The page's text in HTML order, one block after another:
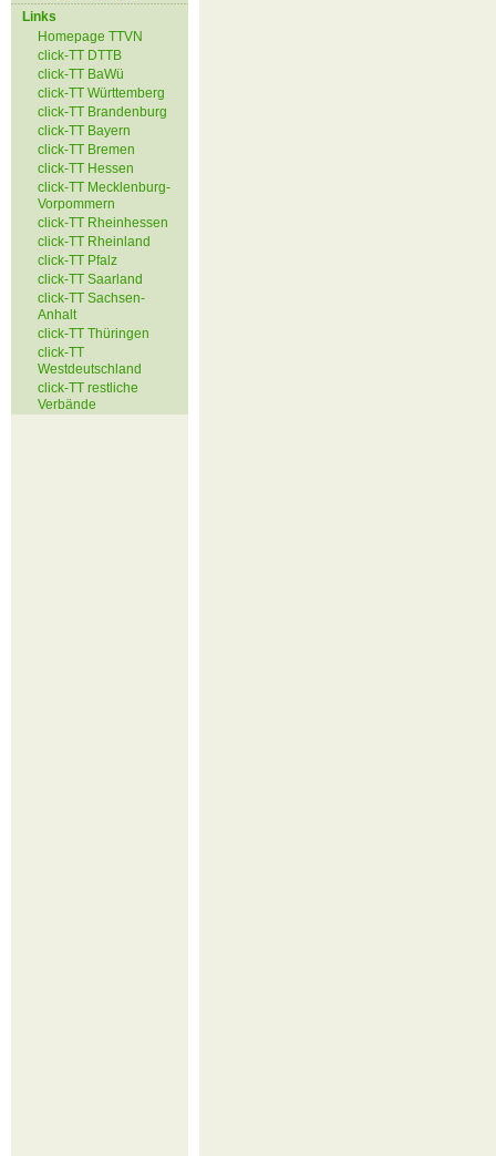
Links
Homepage TTVN
click-TT DTTB
click-TT BaWü
click-TT Württemberg
click-TT Brandenburg
click-TT Bayern
click-TT Bremen
click-TT Hessen
click-TT Mecklenburg-
Vorpommern
click-TT Rheinhessen
click-TT Rheinland
click-TT Pfalz
click-TT Saarland
click-TT Sachsen-
Anhalt
click-TT Thüringen
click-TT
Westdeutschland
click-TT restliche
Verbände